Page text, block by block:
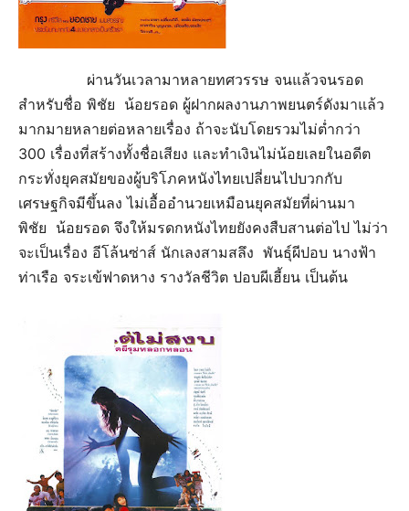
ผ่านวันเวลามาหลายทศวรรษ จนแล้วจนรอด
สำหรับชื่อ พิชัย น้อยรอด ผู้ฝากผลงานภาพยนตร์ดังมาแล้ว
มากมายหลายต่อหลายเรื่อง ถ้าจะนับโดยรวมไม่ต่ำกว่า
300 เรื่องที่สร้างทั้งชื่อเสียง และทำเงินไม่น้อยเลยในอดีต
กระทั่งยุคสมัยของผู้บริโภคหนังไทยเปลี่ยนไปบวกกับ
เศรษฐกิจมีขึ้นลง ไม่เอื้ออำนวยเหมือนยุคสมัยที่ผ่านมา
พิชัย น้อยรอด จึงให้มรดกหนังไทยยังคงสืบสานต่อไป ไม่ว่า
จะเป็นเรื่อง อีโล้นซ่าส์ นักเลงสามสลึง พันธุ์ผีปอบ นางฟ้า
ท่าเรือ จระเข้ฟาดหาง รางวัลชีวิต ปอบผีเฮี้ยน เป็นต้น